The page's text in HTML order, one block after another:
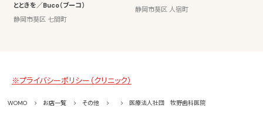
とときを／Buco（ブーコ）
静岡市葵区 七間町
静岡市葵区 人宿町
※プライバシーポリシー（クリニック）
WOMO お店一覧 その他 医療法人社団 牧野歯科医院